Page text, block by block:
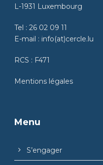
L-1931 Luxembourg
Tel : 26 02 09 11
E-mail : info(at)cercle.lu
RCS : F471
Mentions légales
Menu
S’engager